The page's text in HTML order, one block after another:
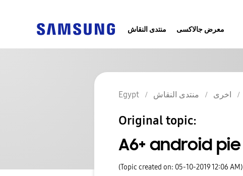
منتدى النقاش معرض جالاكسى
Egypt منتدى النقاش اخرى
Original topic:
A6+ android pie
(Topic created on: 05-10-2019 12:06 AM)